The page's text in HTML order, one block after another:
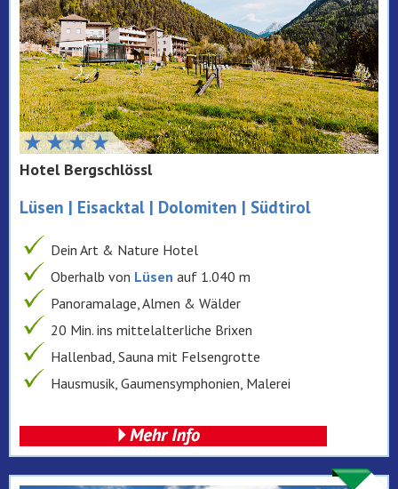
Hotel Bergschlössl
Lüsen | Eisacktal | Dolomiten | Südtirol
Dein Art & Nature Hotel
Oberhalb von Lüsen auf 1.040 m
Panoramalage, Almen & Wälder
20 Min. ins mittelalterliche Brixen
Hallenbad, Sauna mit Felsengrotte
Hausmusik, Gaumensymphonien, Malerei